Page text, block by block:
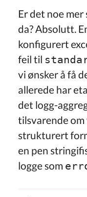
Er det noe
da? Absolutt.
konfigurert
feil til
vi ønsker å få
allerede har
det logg-
tilsvarende om
strukturert
en pen
logge som